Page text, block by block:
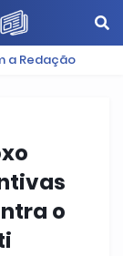
a Redação
o